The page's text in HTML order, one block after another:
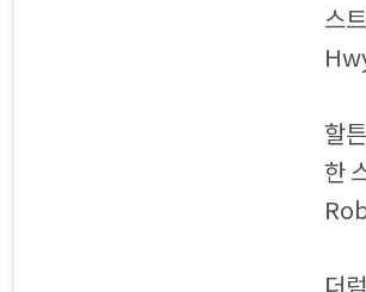
스
할
한